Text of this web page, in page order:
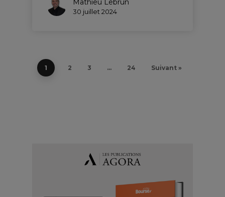
30 juillet 2024
1 2 3 … 24 Suivant »